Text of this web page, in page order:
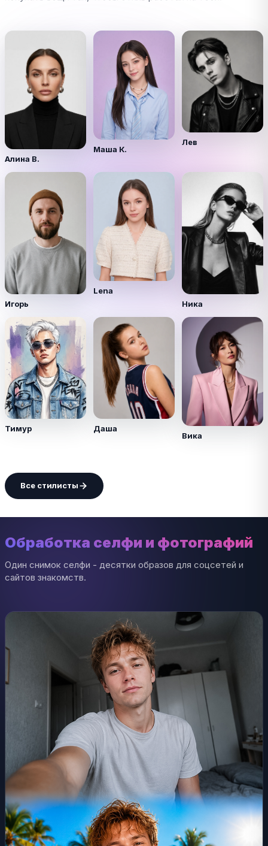
Алина В.
Маша К.
Лев
Игорь
Lena
Ника
Тимур Даша
Вика
Все стилисты
Обработка селфи и фотографий
Один снимок селфи - десятки образов для соцсетей и
сайтов знакомств.